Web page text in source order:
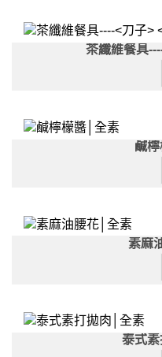
茶纖維餐具
鹹
素麻
泰式